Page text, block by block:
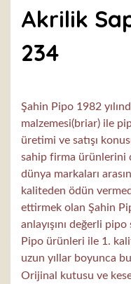
Akrilik
234
Şahin Pipo 1982
malzemesi(briar) ile
üretimi ve satışı
sahip firma ürünlerini
dünya markaları
kaliteden ödün
ettirmek olan Şahin
anlayışını değerli
Pipo ürünleri ile 1.
uzun yıllar boyunca
Orijinal kutusu ve